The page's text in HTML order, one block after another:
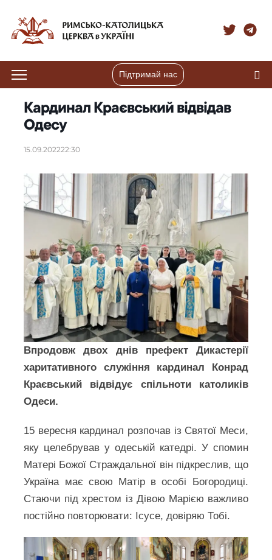
Підтримай нас
Кардинал Краєвський відвідав
Одесу
15.09.202222:30
Впродовж двох днів префект Дикастерії
харитативного служіння кардинал Конрад
Краєвський відвідує спільноти католиків
Одеси.
15 вересня кардинал розпочав із Святої Меси,
яку целебрував у одеській катедрі. У спомин
Матері Божої Страждальної він підкреслив, що
Україна має свою Матір в особі Богородиці.
Стаючи під хрестом із Дівою Марією важливо
постійно повторювати: Ісусе, довіряю Тобі.